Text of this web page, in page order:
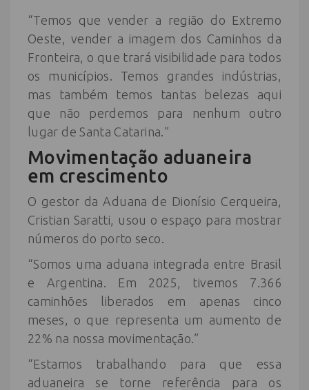
“Temos que vender a região do Extremo
Oeste, vender a imagem dos Caminhos da
Fronteira, o que trará visibilidade para todos
os municípios. Temos grandes indústrias,
mas também temos tantas belezas aqui
que não perdemos para nenhum outro
lugar de Santa Catarina.”
Movimentação aduaneira
em crescimento
O gestor da Aduana de Dionísio Cerqueira,
Cristian Saratti, usou o espaço para mostrar
números do porto seco.
“Somos uma aduana integrada entre Brasil
e Argentina. Em 2025, tivemos 7.366
caminhões liberados em apenas cinco
meses, o que representa um aumento de
22% na nossa movimentação.”
“Estamos trabalhando para que essa
aduaneira se torne referência para os